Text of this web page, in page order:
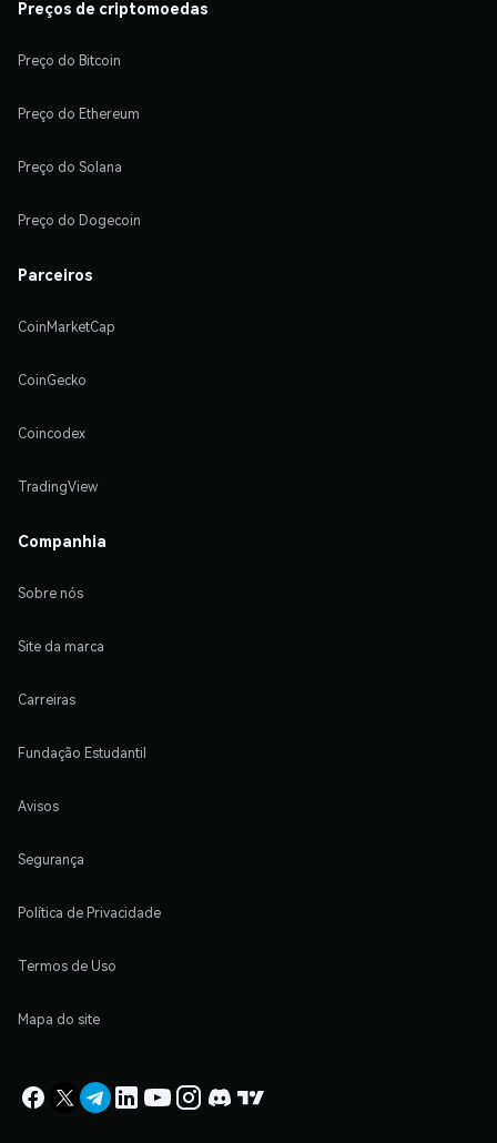
Preços de criptomoedas
Preço do Bitcoin
Preço do Ethereum
Preço do Solana
Preço do Dogecoin
Parceiros
CoinMarketCap
CoinGecko
Coincodex
TradingView
Companhia
Sobre nós
Site da marca
Carreiras
Fundação Estudantil
Avisos
Segurança
Política de Privacidade
Termos de Uso
Mapa do site